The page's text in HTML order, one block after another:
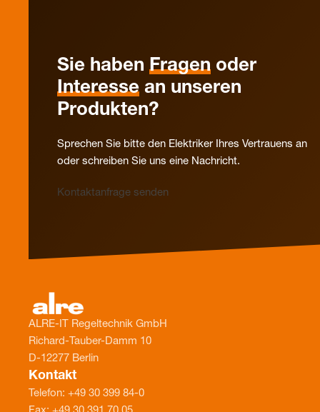
Sie haben Fragen oder
Interesse an unseren
Produkten?
Sprechen Sie bitte den Elektriker Ihres Vertrauens an
oder schreiben Sie uns eine Nachricht.
Kontaktanfrage senden
ALRE-IT Regeltechnik GmbH
Richard-Tauber-Damm 10
D-12277 Berlin
Kontakt
Telefon: +49 30 399 84-0